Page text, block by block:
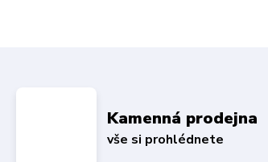
Kamenná prodejna
vše si prohlédnete